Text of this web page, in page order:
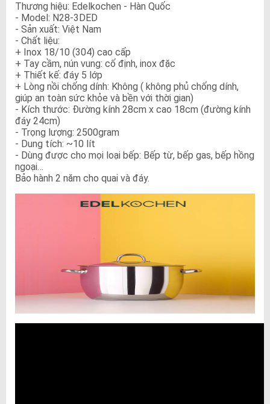
Thương hiệu: Edelkochen - Hàn Quốc
- Model: N28-3DED
- Sản xuất: Việt Nam
- Chất liệu:
+ Inox 18/10 (304) cao cấp
+ Tay cầm, nún vung: cố định, inox đặc
+ Thiết kế: đáy 5 lớp
+ Lòng nồi chống dính: Không ( không phủ chống dính,
giúp an toàn sức khỏe và bền với thời gian)
- Kích thước: Đường kính 28cm x cao 18cm (đường kính
đáy 24cm)
- Trọng lượng: 2500gram
- Dung tích: ~10 lít
- Dùng được cho mọi loại bếp: Bếp từ, bếp gas, bếp hồng
ngoại…
Bảo hành 2 năm cho quai và đáy.